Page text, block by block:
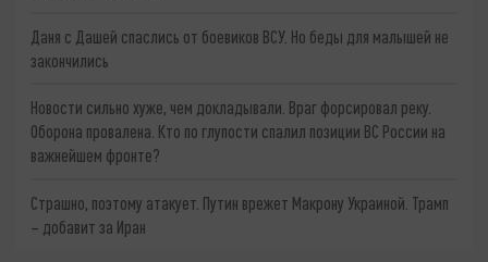
Даня с Дашей спаслись от боевиков ВСУ. Но беды для малышей не
закончились
Новости сильно хуже, чем докладывали. Враг форсировал реку.
Оборона провалена. Кто по глупости спалил позиции ВС России на
важнейшем фронте?
Страшно, поэтому атакует. Путин врежет Макрону Украиной. Трамп
– добавит за Иран